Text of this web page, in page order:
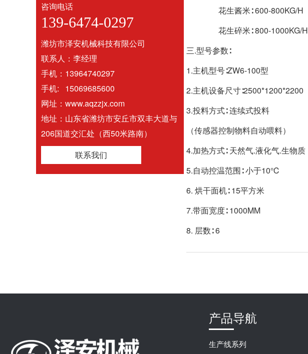
咨询电话
139-6474-0297
潍坊市泽安机械科技有限公司
联系人：李经理
手机：13964740297
手机: 15069685600
网址：www.aqzzjx.com
地址：山东省潍坊市安丘市双丰大道与
206国道交汇处（西50米路南）
联系我们
花生酱米∶ 600-800KG/H
花生碎米∶ 800-1000KG/H
三.型号参数∶
1.主机型号∶ZW6-100型
2.主机设备尺寸∶2500*1200*2200
3.投料方式∶ 连续式投料
（传感器控制物料自动喂料）
4.加热方式∶ 天然气.液化气.生物质
5.自动控温范围∶ 小于10℃
6. 烘干面机∶ 15平方米
7.带面宽度∶ 1000MM
8. 层数∶ 6
产品导航
生产线系列